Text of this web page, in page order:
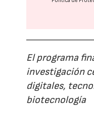
El programa
investigación
digitales,
biotecnología